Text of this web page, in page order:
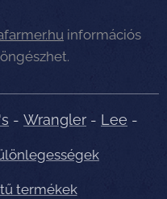
információs
- Wrangler - Lee -
termékek